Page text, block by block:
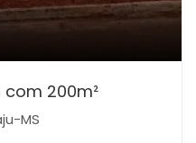
200m²
MS